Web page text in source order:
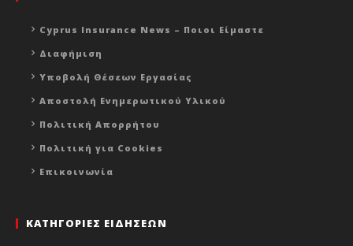
Cyprus Insurance News – Ποιοι Είμαστε
Διαφήμιση
Υποβολή Θέσεων Εργασίας
Αποστολή Ενημερωτικού Υλικού
Πολιτική Απορρήτου
Πολιτική για Cookies
Επικοινωνία
ΚΑΤΗΓΟΡΙΕΣ ΕΙΔΗΣΕΩΝ